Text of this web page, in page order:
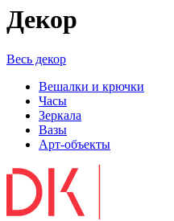
Декор
Весь декор
Вешалки и крючки
Часы
Зеркала
Вазы
Арт-объекты